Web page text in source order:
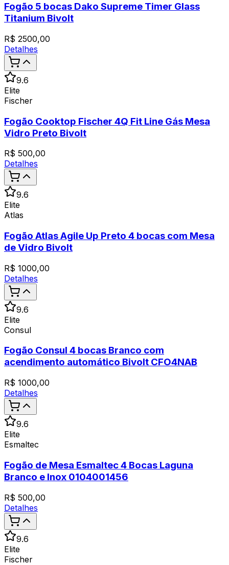
Fogão 5 bocas Dako Supreme Timer Glass
Titanium Bivolt
R$ 2500,00
Detalhes
9.6
Elite
Fischer
Fogão Cooktop Fischer 4Q Fit Line Gás Mesa
Vidro Preto Bivolt
R$ 500,00
Detalhes
9.6
Elite
Atlas
Fogão Atlas Agile Up Preto 4 bocas com Mesa
de Vidro Bivolt
R$ 1000,00
Detalhes
9.6
Elite
Consul
Fogão Consul 4 bocas Branco com
acendimento automático Bivolt CFO4NAB
R$ 1000,00
Detalhes
9.6
Elite
Esmaltec
Fogão de Mesa Esmaltec 4 Bocas Laguna
Branco e Inox 0104001456
R$ 500,00
Detalhes
9.6
Elite
Fischer